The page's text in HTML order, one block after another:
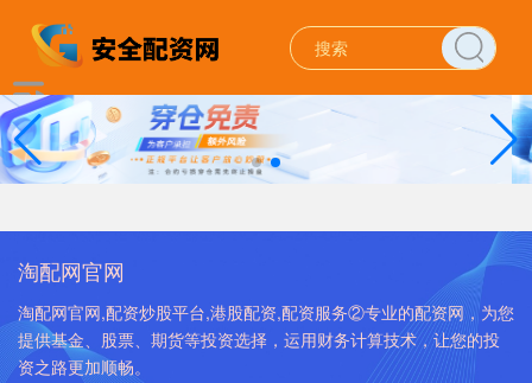
淘配网官网
淘配网官网,配资炒股平台,港股配资,配资服务②专业的配资网，为您
提供基金、股票、期货等投资选择，运用财务计算技术，让您的投
资之路更加顺畅。